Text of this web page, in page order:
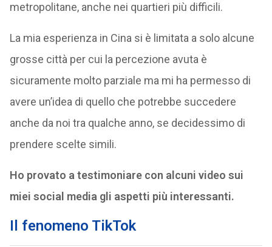
metropolitane, anche nei quartieri più difficili.
La mia esperienza in Cina si è limitata a solo alcune
grosse città per cui la percezione avuta è
sicuramente molto parziale ma mi ha permesso di
avere un’idea di quello che potrebbe succedere
anche da noi tra qualche anno, se decidessimo di
prendere scelte simili.
Ho provato a testimoniare con alcuni video sui
miei social media gli aspetti più interessanti.
Il fenomeno TikTok